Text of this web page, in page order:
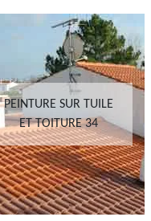
PEINTURE SUR TUILE
ET TOITURE 34